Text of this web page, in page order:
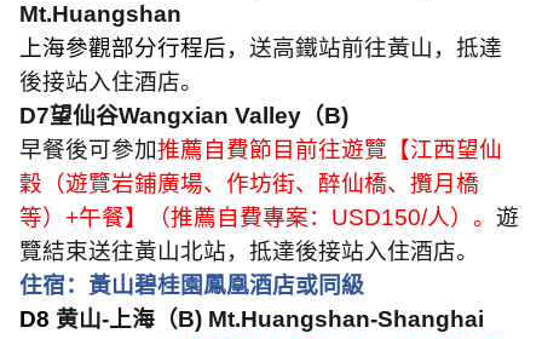
Mt.Huangshan
上海參觀部分行程后， 送高鐵站前往黃山，抵達
後接站入住酒店。
D7望仙谷Wangxian Valley （B)
早餐後可參加推薦自費節目前往遊覽【江西望仙
穀（遊覽岩鋪廣場、作坊街、醉仙橋、攬月橋
等） +午餐】（推薦自費專案： USD150/人）。 遊
覽結束送往黃山北站，抵達後接站入住酒店。
住宿：黃山碧桂園鳳凰酒店或同級
D8 黄山-上海（B) Mt.Huangshan-Shanghai